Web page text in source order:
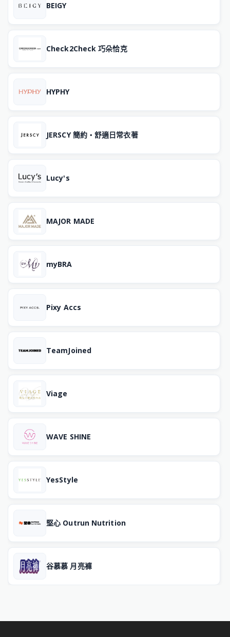
BEIGY
Check2Check 巧朵恰克
HYPHY
JERSCY 簡約‧舒適日常衣著
Lucy's
MAJOR MADE
myBRA
Pixy Accs
TeamJoined
Viage
WAVE SHINE
YesStyle
堅心 Outrun Nutrition
谷慕慕 月亮褲